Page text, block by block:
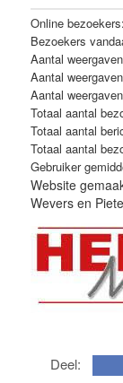
Online
Bezoekers
Aantal
Aantal
Aantal
Totaal aantal
Totaal aantal
Totaal aantal
Gebruiker
Website
Wevers en
Deel: